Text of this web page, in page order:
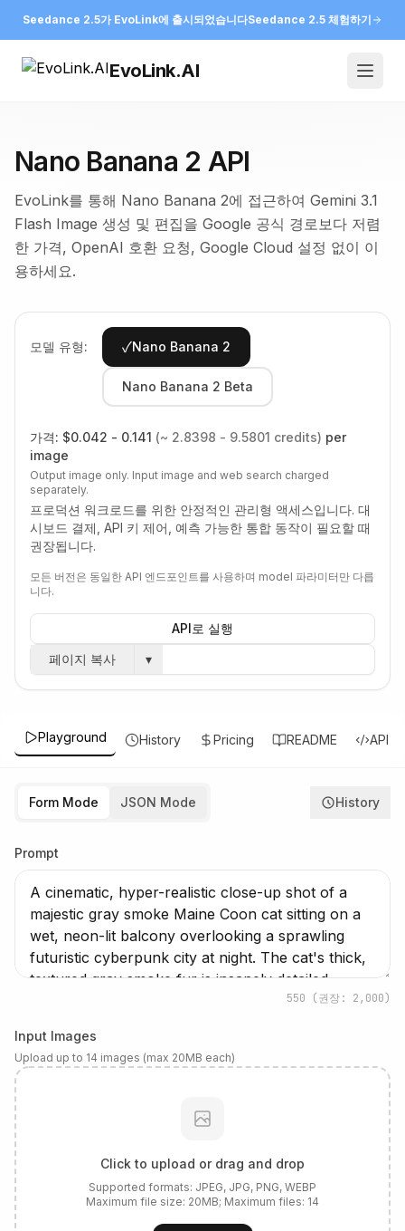
Seedance 2.5가 EvoLink에 출시되었습니다Seedance 2.5 체험하기
EvoLink.AI
Nano Banana 2 API
EvoLink를 통해 Nano Banana 2에 접근하여 Gemini 3.1
Flash Image 생성 및 편집을 Google 공식 경로보다 저렴
한 가격, OpenAI 호환 요청, Google Cloud 설정 없이 이
용하세요.
모델 유형: ✓Nano Banana 2
Nano Banana 2 Beta
가격: $0.042 - 0.141 (~ 2.8398 - 9.5801 credits) per
image
Output image only. Input image and web search charged
separately.
프로덕션 워크로드를 위한 안정적인 관리형 액세스입니다. 대
시보드 결제, API 키 제어, 예측 가능한 통합 동작이 필요할 때
권장됩니다.
모든 버전은 동일한 API 엔드포인트를 사용하며 model 파라미터만 다릅
니다.
API로 실행
페이지 복사
▾
Playground History Pricing README API
Form Mode JSON Mode History
Prompt
550 (권장: 2,000)
Input Images
Upload up to 14 images (max 20MB each)
Click to upload or drag and drop
Supported formats: JPEG, JPG, PNG, WEBP
Maximum file size: 20MB; Maximum files: 14